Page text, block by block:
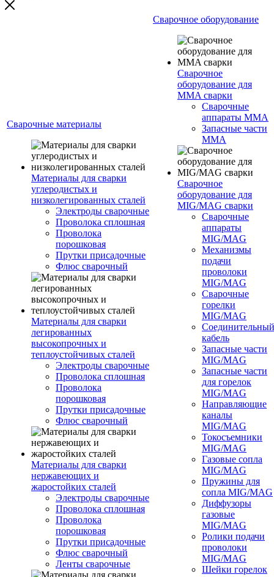
Сварочные материалы
Материалы для сварки
углеродистых и
низколегированных сталей
Электроды сварочные
Проволока сплошная
Проволока
порошковая
Прутки присадочные
Флюс сварочный
Материалы для сварки
легированных
высокопрочных и
теплоустойчивых сталей
Электроды сварочные
Проволока сплошная
Проволока
порошковая
Прутки присадочные
Флюс сварочный
Материалы для сварки
нержавеющих и
жаростойких сталей
Электроды сварочные
Проволока сплошная
Проволока
порошковая
Прутки присадочные
Флюс сварочный
Ленты сварочные
Сварочное оборудование
Сварочное
оборудование для
MMA сварки
Сварочные
аппараты MMA
Запасные части
MMA
Сварочное
оборудование для
MIG/MAG сварки
Сварочные
аппараты
MIG/MAG
Механизмы
подачи
проволоки
MIG/MAG
Сварочные
горелки
MIG/MAG
Соединительный
кабель
Запасные части
MIG/MAG
Запасные части
для горелок
MIG/MAG
Направляющие
каналы
MIG/MAG
Токосъемники
MIG/MAG
Газовые сопла
MIG/MAG
Пружины для
сопла MIG/MAG
Диффузоры
газовые
MIG/MAG
Ролики подачи
проволоки
MIG/MAG
Шейки горелок